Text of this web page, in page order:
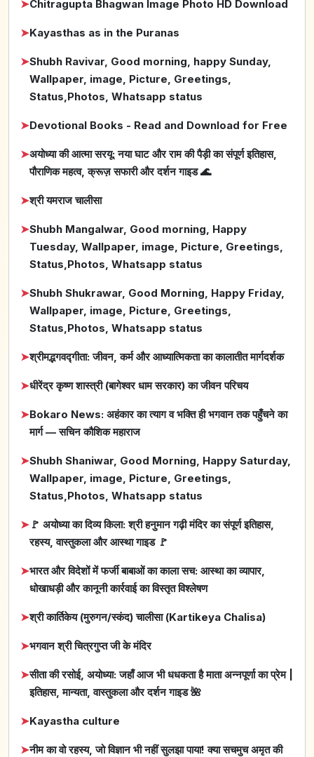
➤Chitragupta Bhagwan Image Photo HD Download
➤Kayasthas as in the Puranas
➤Shubh Ravivar, Good morning, happy Sunday,
Wallpaper, image, Picture, Greetings,
Status,Photos, Whatsapp status
➤Devotional Books - Read and Download for Free
➤अयोध्या की आत्मा सरयू: नया घाट और राम की पैड़ी का संपूर्ण इतिहास,
पौराणिक महत्व, क्रूज़ सफारी और दर्शन गाइड 🌊
➤श्री यमराज चालीसा
➤Shubh Mangalwar, Good morning, Happy
Tuesday, Wallpaper, image, Picture, Greetings,
Status,Photos, Whatsapp status
➤Shubh Shukrawar, Good Morning, Happy Friday,
Wallpaper, image, Picture, Greetings,
Status,Photos, Whatsapp status
➤श्रीमद्भगवद्गीता: जीवन, कर्म और आध्यात्मिकता का कालातीत मार्गदर्शक
➤धीरेंद्र कृष्ण शास्त्री (बागेश्वर धाम सरकार) का जीवन परिचय
➤Bokaro News: अहंकार का त्याग व भक्ति ही भगवान तक पहुँचने का
मार्ग — सचिन कौशिक महाराज
➤Shubh Shaniwar, Good Morning, Happy Saturday,
Wallpaper, image, Picture, Greetings,
Status,Photos, Whatsapp status
➤🚩 अयोध्या का दिव्य किला: श्री हनुमान गढ़ी मंदिर का संपूर्ण इतिहास,
रहस्य, वास्तुकला और आस्था गाइड 🚩
➤भारत और विदेशों में फर्जी बाबाओं का काला सच: आस्था का व्यापार,
धोखाधड़ी और कानूनी कार्रवाई का विस्तृत विश्लेषण
➤श्री कार्तिकेय (मुरुगन/स्कंद) चालीसा (Kartikeya Chalisa)
➤भगवान श्री चित्रगुप्त जी के मंदिर
➤सीता की रसोई, अयोध्या: जहाँ आज भी धधकता है माता अन्नपूर्णा का प्रेम |
इतिहास, मान्यता, वास्तुकला और दर्शन गाइड 🌺
➤Kayastha culture
➤नीम का वो रहस्य, जो विज्ञान भी नहीं सुलझा पाया! क्या सचमुच अमृत की